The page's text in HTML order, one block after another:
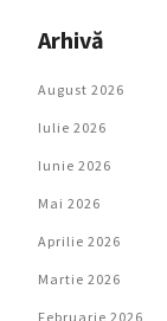
Arhivă
August 2026
Iulie 2026
Iunie 2026
Mai 2026
Aprilie 2026
Martie 2026
Februarie 2026